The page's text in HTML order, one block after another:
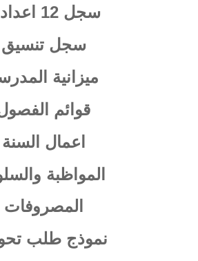
سجل 12 اعدادي
سجل تنسيق
ميزانية
قوائم
اعمال السنة
المواظبة
المصروفات
نموذج طلب